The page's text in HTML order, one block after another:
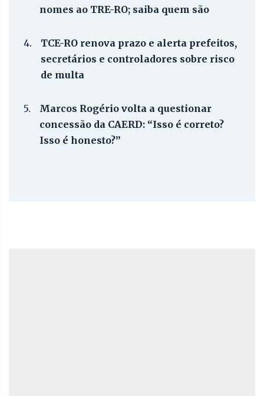
nomes ao TRE-RO; saiba quem são
4.
TCE-RO renova prazo e alerta prefeitos,
secretários e controladores sobre risco
de multa
5.
Marcos Rogério volta a questionar
concessão da CAERD: “Isso é correto?
Isso é honesto?”